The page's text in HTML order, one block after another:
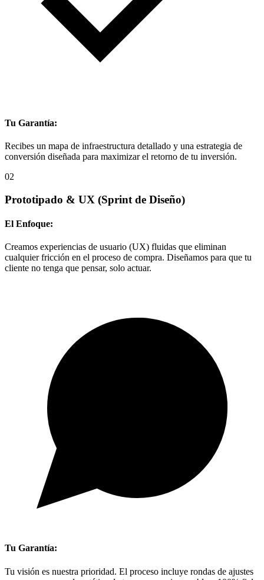
Tu Garantía:
Recibes un mapa de infraestructura detallado y una estrategia de
conversión diseñada para maximizar el retorno de tu inversión.
02
Prototipado & UX (Sprint de Diseño)
El Enfoque:
Creamos experiencias de usuario (UX) fluidas que eliminan
cualquier fricción en el proceso de compra. Diseñamos para que tu
cliente no tenga que pensar, solo actuar.
Tu Garantía:
Tu visión es nuestra prioridad. El proceso incluye rondas de ajustes